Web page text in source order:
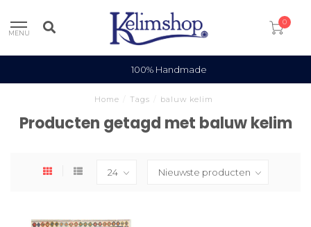
MENU
0
100% Handmade
Home Tags baluw kelim
Producten getagd met baluw kelim